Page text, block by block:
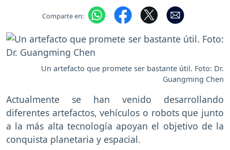
Comparte en:
Un artefacto que promete ser bastante útil. Foto: Dr.
Guangming Chen
Actualmente se han venido desarrollando
diferentes artefactos, vehículos o robots que junto
a la más alta tecnología apoyan el objetivo de la
conquista planetaria y espacial.